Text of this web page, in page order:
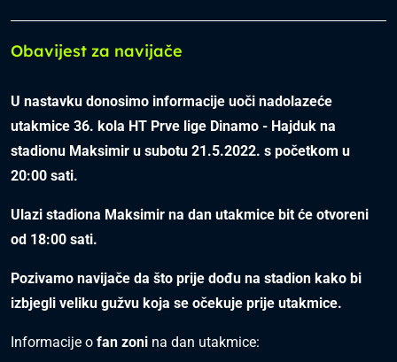
Obavijest za navijače
U nastavku donosimo informacije uoči nadolazeće
utakmice 36. kola HT Prve lige Dinamo - Hajduk na
stadionu Maksimir u subotu 21.5.2022. s početkom u
20:00 sati.
Ulazi stadiona Maksimir na dan utakmice bit će otvoreni
od 18:00 sati.
Pozivamo navijače da što prije dođu na stadion kako bi
izbjegli veliku gužvu koja se očekuje prije utakmice.
Informacije o fan zoni na dan utakmice: